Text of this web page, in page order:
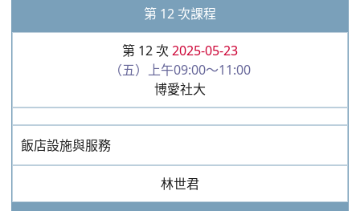
第 12 次課程
第 12 次 2025-05-23
（五）上午09:00～11:00
博愛社大
飯店設施與服務
林世君